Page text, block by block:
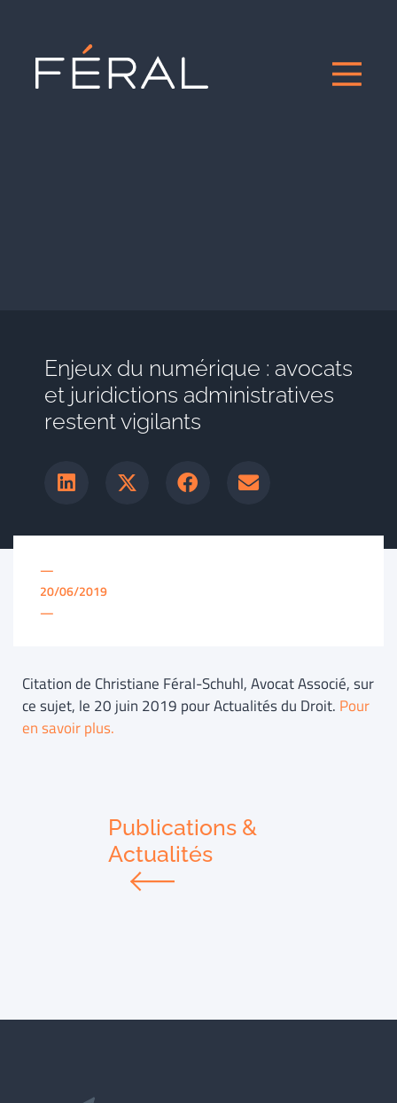
Enjeux du numérique : avocats
et juridictions administratives
restent vigilants
—
20/06/2019
—
Citation de Christiane Féral-Schuhl, Avocat Associé, sur
ce sujet, le 20 juin 2019 pour Actualités du Droit. Pour
en savoir plus.
Publications &
Actualités